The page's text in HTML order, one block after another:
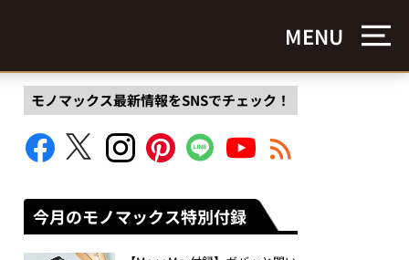
MENU
モノマックス最新情報をSNSでチェック！
今月のモノマックス特別付録